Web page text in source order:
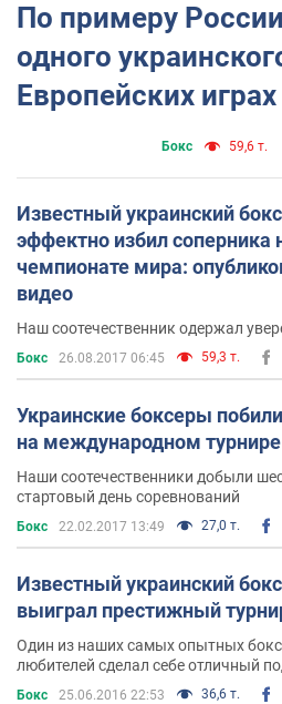
По примеру
одного
Европейских
Бокс 59,6 т.
Известный украинский
эффектно избил соперника
чемпионате мира:
видео
Наш соотечественник одержал
Бокс 26.08.2017 06:45 59,3 т.
Украинские боксеры
на международном турнире
Наши соотечественники добыли
стартовый день соревнований
Бокс 22.02.2017 13:49 27,0 т.
Известный украинский
выиграл престижный
Один из наших самых опытных
любителей сделал себе отличный
Бокс 25.06.2016 22:53 36,6 т.